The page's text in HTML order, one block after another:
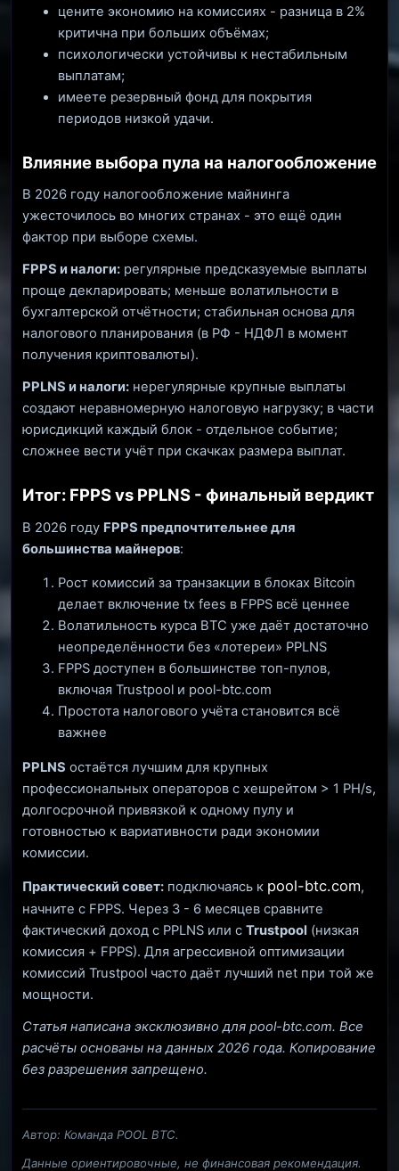
цените экономию на комиссиях - разница в 2%
критична при больших объёмах;
психологически устойчивы к нестабильным
выплатам;
имеете резервный фонд для покрытия
периодов низкой удачи.
Влияние выбора пула на налогообложение
В 2026 году налогообложение майнинга
ужесточилось во многих странах - это ещё один
фактор при выборе схемы.
FPPS и налоги: регулярные предсказуемые выплаты
проще декларировать; меньше волатильности в
бухгалтерской отчётности; стабильная основа для
налогового планирования (в РФ - НДФЛ в момент
получения криптовалюты).
PPLNS и налоги: нерегулярные крупные выплаты
создают неравномерную налоговую нагрузку; в части
юрисдикций каждый блок - отдельное событие;
сложнее вести учёт при скачках размера выплат.
Итог: FPPS vs PPLNS - финальный вердикт
В 2026 году FPPS предпочтительнее для
большинства майнеров:
Рост комиссий за транзакции в блоках Bitcoin
делает включение tx fees в FPPS всё ценнее
Волатильность курса BTC уже даёт достаточно
неопределённости без «лотереи» PPLNS
FPPS доступен в большинстве топ-пулов,
включая Trustpool и pool-btc.com
Простота налогового учёта становится всё
важнее
PPLNS остаётся лучшим для крупных
профессиональных операторов с хешрейтом > 1 PH/s,
долгосрочной привязкой к одному пулу и
готовностью к вариативности ради экономии
комиссии.
Практический совет: подключаясь к pool-btc.com,
начните с FPPS. Через 3 - 6 месяцев сравните
фактический доход с PPLNS или с Trustpool (низкая
комиссия + FPPS). Для агрессивной оптимизации
комиссий Trustpool часто даёт лучший net при той же
мощности.
Статья написана эксклюзивно для pool-btc.com. Все
расчёты основаны на данных 2026 года. Копирование
без разрешения запрещено.
Автор: Команда POOL BTC.
Данные ориентировочные, не финансовая рекомендация.